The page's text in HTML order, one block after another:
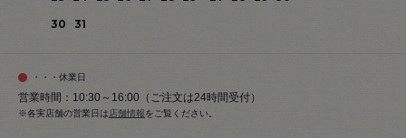
30
31
・・・休業日
営業時間：10:30～16:00（ご注文は24時間受付）
※各実店舗の営業日は 店舗情報をご覧ください。